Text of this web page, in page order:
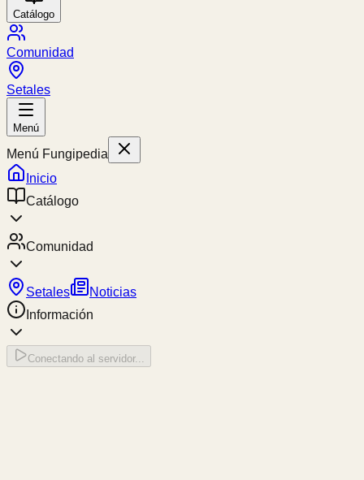
Catálogo
Comunidad
Setales
Menú
Menú Fungipedia
Inicio
Catálogo
Comunidad
Setales
Noticias
Información
Conectando al servidor...